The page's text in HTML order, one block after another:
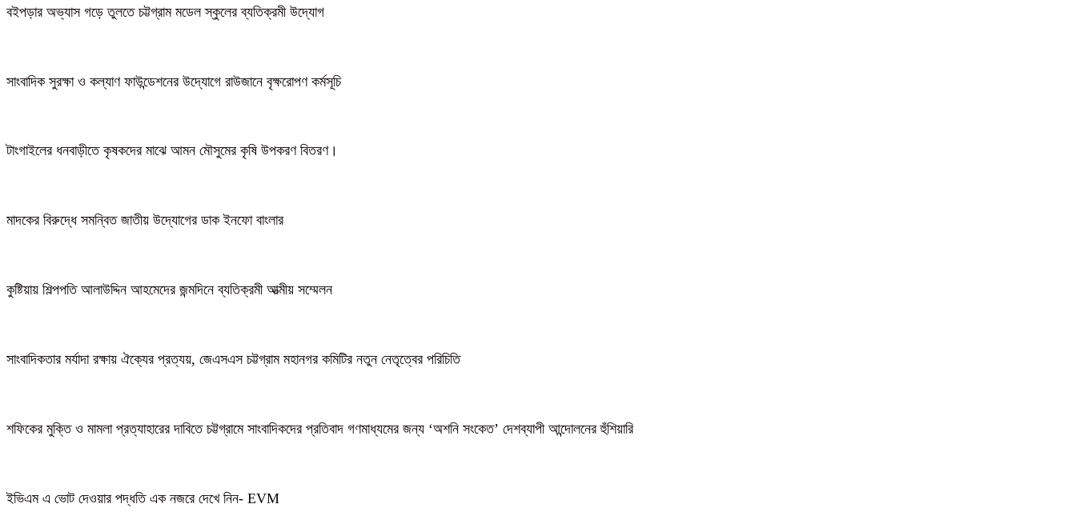
বইপড়ার অভ্যাস গড়ে তুলতে চট্টগ্রাম মডেল স্কুলের ব্যতিক্রমী উদ্যোগ
সাংবাদিক সুরক্ষা ও কল্যাণ ফাউন্ডেশনের উদ্যোগে রাউজানে বৃক্ষরোপণ কর্মসূচি
টাংগাইলের ধনবাড়ীতে কৃষকদের মাঝে আমন মৌসুমের কৃষি উপকরণ বিতরণ।
মাদকের বিরুদ্ধে সমন্বিত জাতীয় উদ্যোগের ডাক ইনফো বাংলার
কুষ্টিয়ায় শিল্পপতি আলাউদ্দিন আহমেদের জন্মদিনে ব্যতিক্রমী আত্মীয় সম্মেলন
সাংবাদিকতার মর্যাদা রক্ষায় ঐক্যের প্রত্যয়, জেএসএস চট্টগ্রাম মহানগর কমিটির নতুন নেতৃত্বের পরিচিতি
শফিকের মুক্তি ও মামলা প্রত্যাহারের দাবিতে চট্টগ্রামে সাংবাদিকদের প্রতিবাদ গণমাধ্যমের জন্য ‘অশনি সংকেত’ দেশব্যাপী আন্দোলনের হুঁশিয়ারি
ইভিএম এ ভোট দেওয়ার পদ্ধতি এক নজরে দেখে নিন- EVM